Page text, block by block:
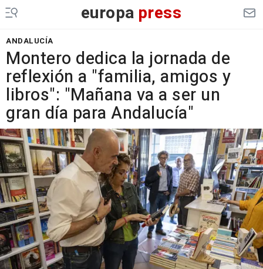
europa press
ANDALUCÍA
Montero dedica la jornada de
reflexión a "familia, amigos y
libros": "Mañana va a ser un
gran día para Andalucía"